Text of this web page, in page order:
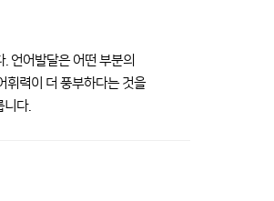
언어발달은 어떤 부분의
휘력이 더 풍부하다는 것을
다.